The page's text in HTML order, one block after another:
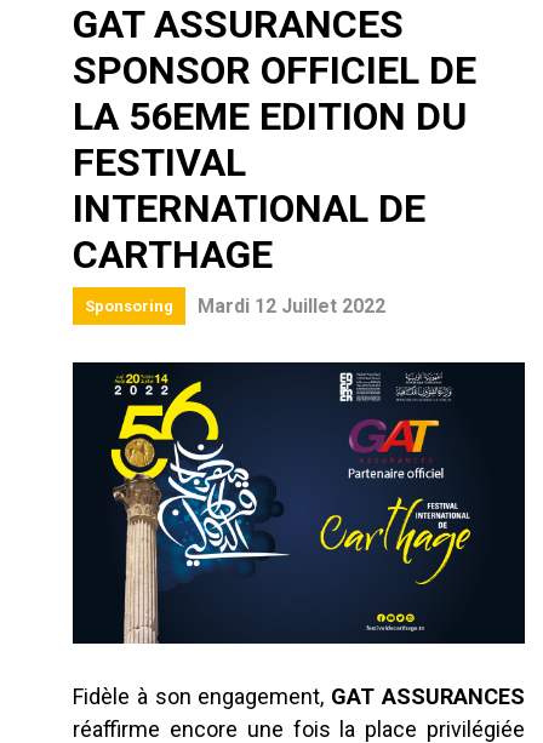
GAT ASSURANCES
SPONSOR OFFICIEL DE
LA 56EME EDITION DU
FESTIVAL
INTERNATIONAL DE
CARTHAGE
Sponsoring Mardi 12 Juillet 2022
Fidèle à son engagement, GAT ASSURANCES
réaffirme encore une fois la place privilégiée